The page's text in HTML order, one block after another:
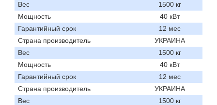
Вес
1500 кг
Мощность
40 кВт
Гарантийный срок
12 мес
Страна производитель
УКРАИНА
Вес
1500 кг
Мощность
40 кВт
Гарантийный срок
12 мес
Страна производитель
УКРАИНА
Вес
1500 кг